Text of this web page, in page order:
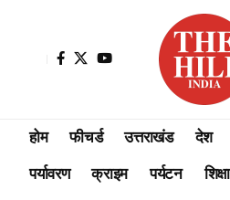
होम फीचर्ड उत्तराखंड देश
पर्यावरण क्राइम पर्यटन शिक्षा